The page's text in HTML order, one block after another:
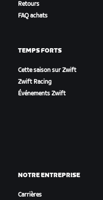
Retours
FAQ achats
TEMPS FORTS
Cette saison sur Zwift
Zwift Racing
Événements Zwift
NOTRE ENTREPRISE
Carrières